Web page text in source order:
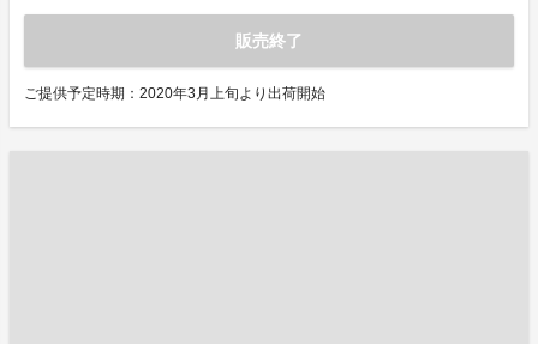
販売終了
ご提供予定時期：2020年3月上旬より出荷開始